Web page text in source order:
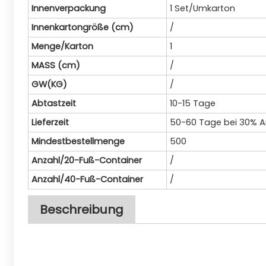
Innenverpackung
1 Set/Umkarton
Innenkartongröße (cm)
/
Menge/Karton
1
MASS (cm)
/
GW(KG)
/
Abtastzeit
10-15 Tage
Lieferzeit
50-60 Tage bei 30%
Mindestbestellmenge
500
Anzahl/20-Fuß-Container
/
Anzahl/40-Fuß-Container
/
Beschreibung